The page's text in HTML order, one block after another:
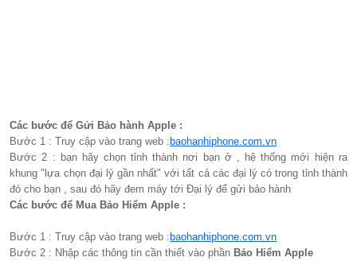
Các bước để Gửi Bảo hành Apple :
Bước 1 : Truy cập vào trang web :baohanhiphone.com.vn
Bước 2 : bạn hãy chọn tỉnh thành nơi bạn ở , hệ thống mới hiện ra
khung "lựa chọn đại lý gần nhất" với tất cả các đại lý có trong tỉnh thành
đó cho bạn , sau đó hãy đem máy tới Đại lý để gửi bảo hành
Các bước để Mua Bảo Hiểm Apple :
Bước 1 : Truy cập vào trang web :baohanhiphone.com.vn
Bước 2 : Nhập các thông tin cần thiết vào phần Bảo Hiểm Apple